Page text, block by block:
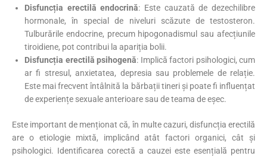
Disfuncția erectilă endocrină: Este cauzată de dezechilibre
hormonale, în special de niveluri scăzute de testosteron.
Tulburările endocrine, precum hipogonadismul sau afecțiunile
tiroidiene, pot contribui la apariția bolii. ​
Disfuncția erectilă psihogenă: Implică factori psihologici, cum
ar fi stresul, anxietatea, depresia sau problemele de relație.
Este mai frecvent întâlnită la bărbații tineri și poate fi influențat
de experiențe sexuale anterioare sau de teama de eșec. ​
Este important de menționat că, în multe cazuri, disfuncția erectilă
are o etiologie mixtă, implicând atât factori organici, cât și
psihologici. Identificarea corectă a cauzei este esențială pentru